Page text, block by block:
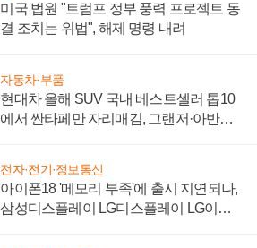
미국 법원 "트럼프 정부 풍력 프로젝트 동
결 조치는 위법", 해제 명령 내려
자동차·부품
현대차 올해 SUV 국내 베스트셀러 톱10
에서 싼타페만 자리매김, 그랜저·아반떼
전자·전기·정보통신
아이폰18 '메모리 부족'에 출시 지연되나,
삼성디스플레이 LG디스플레이 LG이노